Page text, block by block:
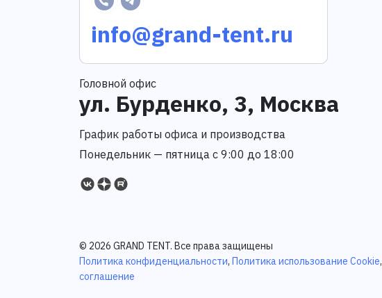
info@grand-tent.ru
Головной офис
ул. Бурденко, 3, Москва
График работы офиса и производства
Понедельник — пятница с 9:00 до 18:00
© 2026 GRAND TENT. Все права защищены
Политика конфиденциальности, Политика использование Cookie,
соглашение